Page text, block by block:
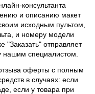
консультанта
и описанию макет
исходным пультом,
и номеру модели
"Заказать" отправляет
нашим специалистом.
оферты с полным
в случаях: если
если у товара при